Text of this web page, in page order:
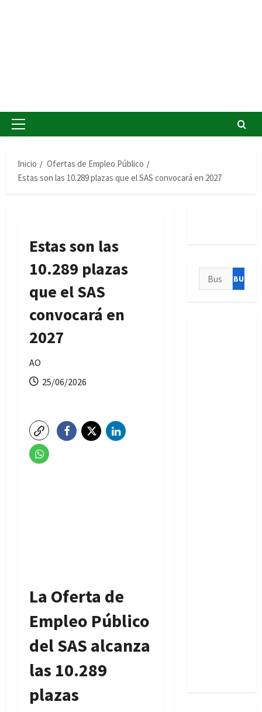
Menú
Inicio
Ofertas de Empleo Público
Estas son las 10.289 plazas que el SAS convocará en 2027
Estas son las
10.289 plazas
que el SAS
convocará en
2027
AO
25/06/2026
La Oferta de
Empleo Público
del SAS alcanza
las 10.289
plazas
Buscar: